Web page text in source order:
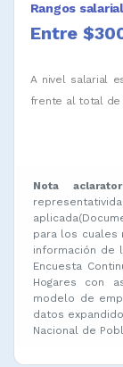
Rangos
Entre
A nivel salarial
frente al total de
Nota
para los cuales
información de
Encuesta
Hogares con
modelo de
datos
Nacional de